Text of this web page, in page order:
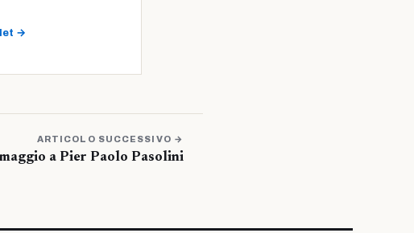
→
ARTICOLO SUCCESSIVO →
a Pier Paolo Pasolini